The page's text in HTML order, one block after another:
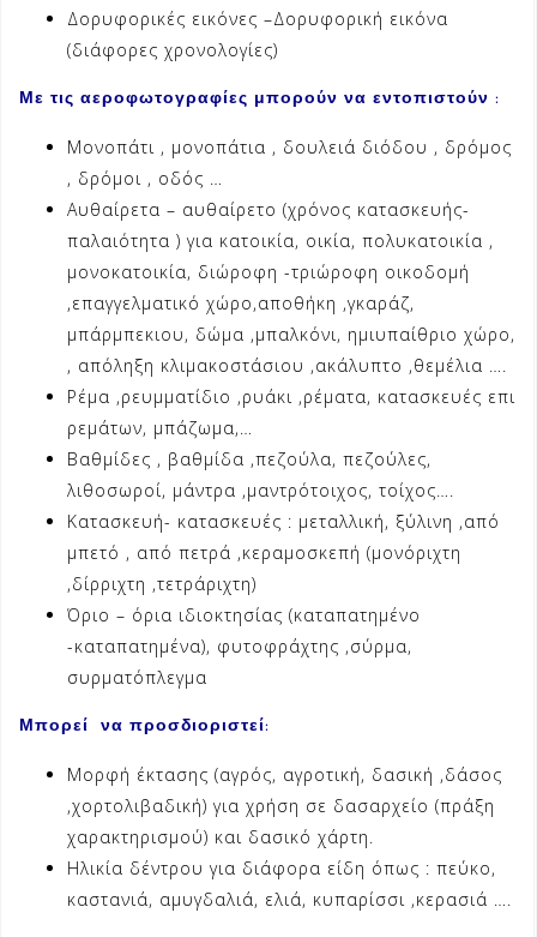
Δορυφορικές εικόνες –Δορυφορική εικόνα
(διάφορες χρονολογίες)
Με τις αεροφωτογραφίες μπορούν να εντοπιστούν :
Μονοπάτι , μονοπάτια , δουλειά διόδου , δρόμος
, δρόμοι , οδός …
Αυθαίρετα – αυθαίρετο (χρόνος κατασκευής-
παλαιότητα ) για κατοικία, οικία, πολυκατοικία ,
μονοκατοικία, διώροφη -τριώροφη οικοδομή
,επαγγελματικό χώρο,αποθήκη ,γκαράζ,
μπάρμπεκιου, δώμα ,μπαλκόνι, ημιυπαίθριο χώρο,
, απόληξη κλιμακοστάσιου ,ακάλυπτο ,θεμέλια ….
Ρέμα ,ρευμματίδιο ,ρυάκι ,ρέματα, κατασκευές επι
ρεμάτων, μπάζωμα,…
Βαθμίδες , βαθμίδα ,πεζούλα, πεζούλες,
λιθοσωροί, μάντρα ,μαντρότοιχος, τοίχος….
Κατασκευή- κατασκευές : μεταλλική, ξύλινη ,από
μπετό , από πετρά ,κεραμοσκεπή (μονόριχτη
,δίρριχτη ,τετράριχτη)
Όριο – όρια ιδιοκτησίας (καταπατημένο
-καταπατημένα), φυτοφράχτης ,σύρμα,
συρματόπλεγμα
Μπορεί να προσδιοριστεί:
Μορφή έκτασης (αγρός, αγροτική, δασική ,δάσος
,χορτολιβαδική) για χρήση σε δασαρχείο (πράξη
χαρακτηρισμού) και δασικό χάρτη.
Ηλικία δέντρου για διάφορα είδη όπως : πεύκο,
καστανιά, αμυγδαλιά, ελιά, κυπαρίσσι ,κερασιά ….